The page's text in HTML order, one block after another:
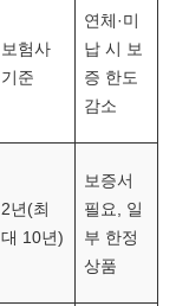
보험사
기준
연체·미
납 시 보
증 한도
감소
2년(최
대 10년)
보증서
필요, 일
부 한정
상품